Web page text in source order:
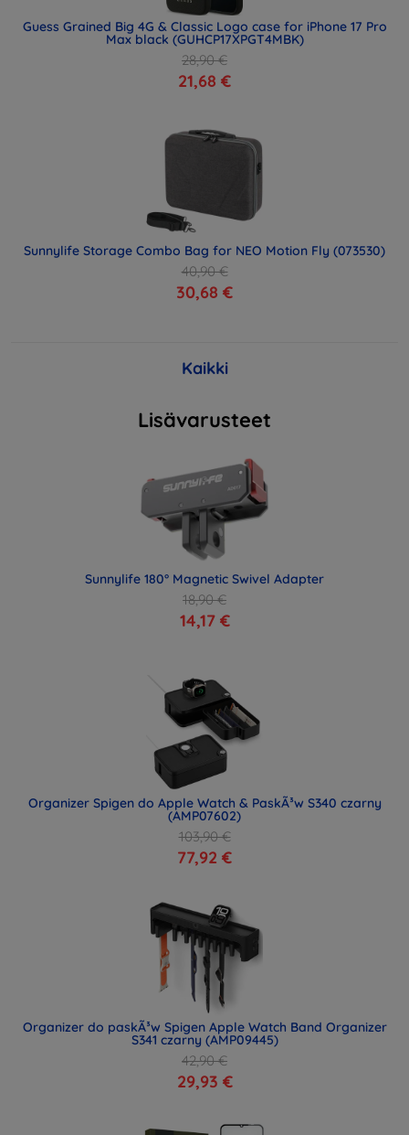
Guess Grained Big 4G & Classic Logo case for iPhone 17 Pro
Max black (GUHCP17XPGT4MBK)
28,90 €
21,68 €
Sunnylife Storage Combo Bag for NEO Motion Fly (073530)
40,90 €
30,68 €
Kaikki
Lisävarusteet
Sunnylife 180° Magnetic Swivel Adapter
18,90 €
14,17 €
Organizer Spigen do Apple Watch & PaskÃ³w S340 czarny
(AMP07602)
103,90 €
77,92 €
Organizer do paskÃ³w Spigen Apple Watch Band Organizer
S341 czarny (AMP09445)
42,90 €
29,93 €